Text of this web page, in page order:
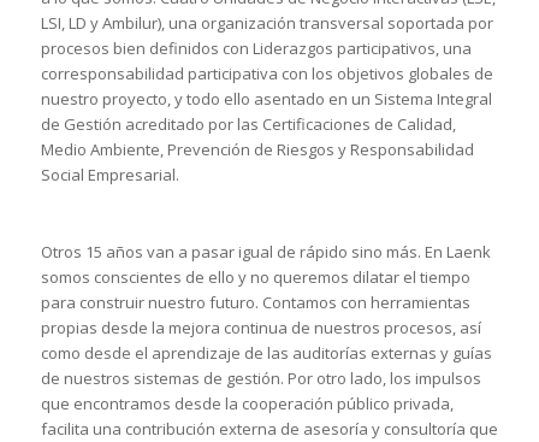
LSI, LD y Ambilur), una organización transversal soportada por
procesos bien definidos con Liderazgos participativos, una
corresponsabilidad participativa con los objetivos globales de
nuestro proyecto, y todo ello asentado en un Sistema Integral
de Gestión acreditado por las Certificaciones de Calidad,
Medio Ambiente, Prevención de Riesgos y Responsabilidad
Social Empresarial.
Otros 15 años van a pasar igual de rápido sino más. En Laenk
somos conscientes de ello y no queremos dilatar el tiempo
para construir nuestro futuro. Contamos con herramientas
propias desde la mejora continua de nuestros procesos, así
como desde el aprendizaje de las auditorías externas y guías
de nuestros sistemas de gestión. Por otro lado, los impulsos
que encontramos desde la cooperación público privada,
facilita una contribución externa de asesoría y consultoría que